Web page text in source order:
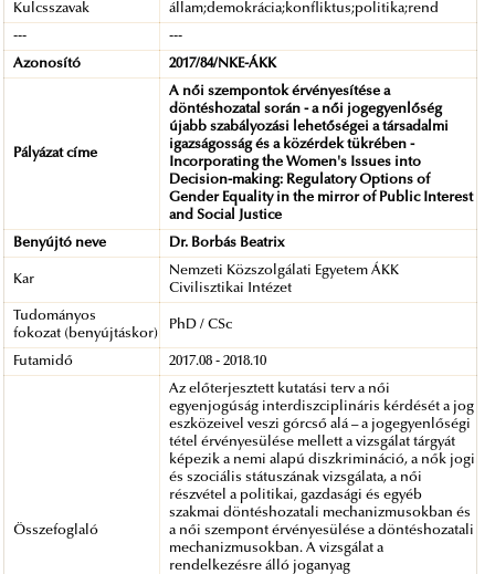
Kulcsszavak állam;demokrácia;konfliktus;politika;rend
--- ---
Azonosító 2017/84/NKE-ÁKK
Pályázat címe
A női szempontok érvényesítése a
döntéshozatal során - a női jogegyenlőség
újabb szabályozási lehetőségei a társadalmi
igazságosság és a közérdek tükrében -
Incorporating the Women's Issues into
Decision-making: Regulatory Options of
Gender Equality in the mirror of Public Interest
and Social Justice
Benyújtó neve Dr. Borbás Beatrix
Kar
Nemzeti Közszolgálati Egyetem ÁKK
Civilisztikai Intézet
Tudományos
fokozat (benyújtáskor)
PhD / CSc
Futamidő 2017.08 - 2018.10
Összefoglaló
Az előterjesztett kutatási terv a női
egyenjogúság interdiszciplináris kérdését a jog
eszközeivel veszi górcső alá – a jogegyenlőségi
tétel érvényesülése mellett a vizsgálat tárgyát
képezik a nemi alapú diszkrimináció, a nők jogi
és szociális státuszának vizsgálata, a női
részvétel a politikai, gazdasági és egyéb
szakmai döntéshozatali mechanizmusokban és
a női szempont érvényesülése a döntéshozatali
mechanizmusokban. A vizsgálat a
rendelkezésre álló joganyag